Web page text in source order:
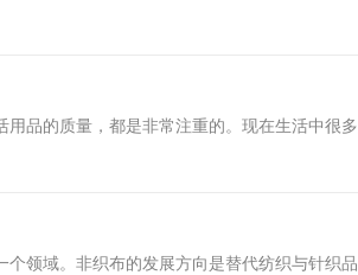
的质量，都是非常注重的。现在生活中很
域。非织布的发展方向是替代纺织与针织